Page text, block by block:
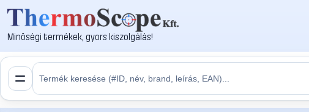
Minőségi termékek, gyors kiszolgálás!